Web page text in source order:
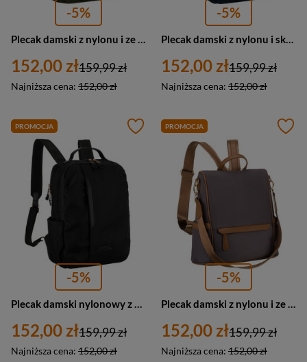
-5%
152,00 zł
Najniższa cena: 152,00 zł
159,99 zł
-5%
152,00 zł
Najniższa cena: 152,00 zł
159,99 zł
PROMOCJA
-5%
Plecak damski nylonowy z elementami ze skóry ekologicznej Peterson JN-09 średni czarny
152,00 zł
Najniższa cena: 152,00 zł
159,99 zł
PROMOCJA
-5%
Plecak damski z nylonu i ze skóry ekologicznej miejski Peterson JN-12 szary
152,00 zł
Najniższa cena: 152,00 zł
159,99 zł